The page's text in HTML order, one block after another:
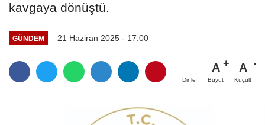
kavgaya dönüştü.
GÜNDEM 21 Haziran 2025 - 17:00
Dinle
A
Büyüt
A
Küçült